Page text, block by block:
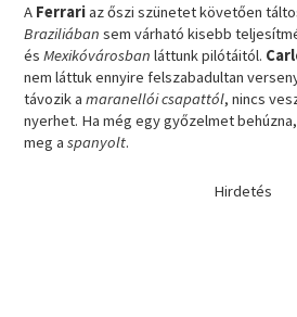
A Ferrariaz őszi szünetet követően
Braziliában sem várható kisebb
ésMexikóvárosban láttunk pilótáitól.
nem láttuk ennyire felszabadultan
távozik amaranellói csapattól, nincs
nyerhet. Ha még egy győzelmet
meg aspanyolt.
Hirdetés